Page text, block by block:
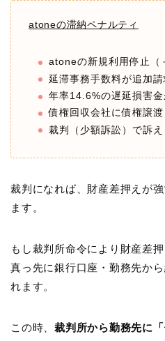
atoneの滞納ペナルティ
atoneの新規利用停止（
延滞事務手数料が追加請
年率14.6%の遅延損害金
債権回収会社に債権譲渡
裁判（少額訴訟）で訴え
裁判になれば、財産差押えが
ます。
もし裁判所命令により財産差
真っ先に銀行口座・勤務先か
れます。
この時、裁判所から勤務先に